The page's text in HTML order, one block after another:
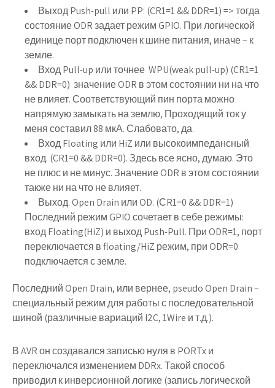
ВыходPush-pull или PP: (CR1=1 && DDR=1) => тогда
состояние ODR задает режим GPIO. При логической
единице порт подключен к шине питания, иначе – к
земле.
ВходPull-up или точнее WPU(weak pull-up) (CR1=1
&& DDR=0) значение ODR в этом состоянии ни на что
не влияет. Соответствующий пин порта можно
напрямую замыкать на землю, Проходящий ток у
меня составил 88 мкА. Слабовато, да.
ВходFloating или HiZ или высокоимпедансный
вход. (CR1=0 && DDR=0). Здесь все ясно, думаю. Это
не плюс и не минус. Значение ODR в этом состоянии
также ни на что не влияет.
Выход.Open Drain илиOD. (СR1=0 && DDR=1)
Последний режим GPIO сочетает в себе режимы:
вход Floating(HiZ) и выход Push-Pull. При ODR=1, порт
переключается в floating/HiZ режим, при ODR=0
подключается с земле.
Последний Open Drain, или вернее, pseudo Open Drain –
специальный режим для работы с последовательной
шиной (различные вариаций I2C, 1Wire и т.д.).
В AVR он создавался записью нуля в PORTx и
переключался изменением DDRx. Такой способ
приводил к инверсионной логике (запись логической